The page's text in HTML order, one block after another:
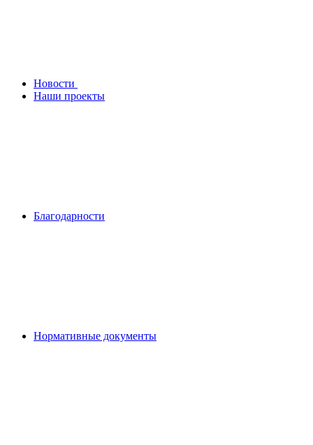
Новости
Наши проекты
Благодарности
Нормативные документы